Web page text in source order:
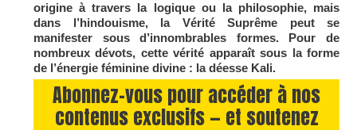
origine à travers la logique ou la philosophie, mais
dans l’hindouisme, la Vérité Suprême peut se
manifester sous d’innombrables formes. Pour de
nombreux dévots, cette vérité apparaît sous la forme
de l’énergie féminine divine : la déesse Kali.
Abonnez-vous pour accéder à nos
contenus exclusifs — et soutenez